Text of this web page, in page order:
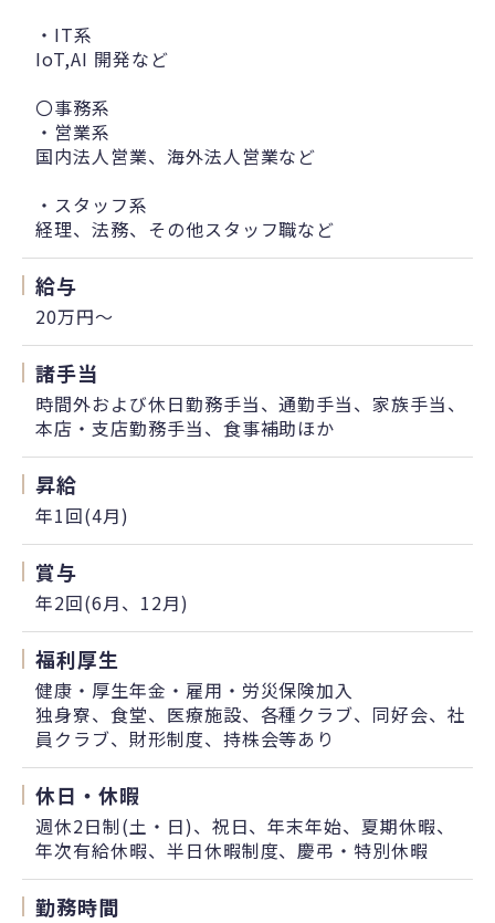
・IT系
IoT,AI 開発など
〇事務系
・営業系
国内法人営業、海外法人営業など
・スタッフ系
経理、法務、その他スタッフ職など
給与
20万円〜
諸手当
時間外および休日勤務手当、通勤手当、家族手当、
本店・支店勤務手当、食事補助ほか
昇給
年1回(4月)
賞与
年2回(6月、12月)
福利厚生
健康・厚生年金・雇用・労災保険加入
独身寮、食堂、医療施設、各種クラブ、同好会、社
員クラブ、財形制度、持株会等あり
休日・休暇
週休2日制(土・日)、祝日、年末年始、夏期休暇、
年次有給休暇、半日休暇制度、慶弔・特別休暇
勤務時間